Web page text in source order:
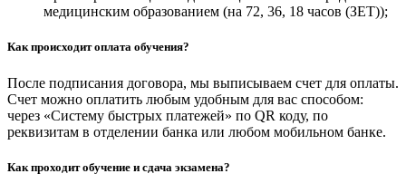
медицинским образованием (на 72, 36, 18 часов (ЗЕТ));
Как происходит оплата обучения?
После подписания договора, мы выписываем счет для оплаты.
Счет можно оплатить любым удобным для вас способом:
через «Систему быстрых платежей» по QR коду, по
реквизитам в отделении банка или любом мобильном банке.
Как проходит обучение и сдача экзамена?